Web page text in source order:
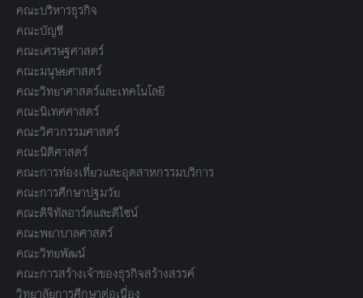
คณะบริหารธุรกิจ
คณะบัญชี
คณะเศรษฐศาสตร์
คณะมนุษยศาสตร์
คณะวิทยาศาสตร์และเทคโนโลยี
คณะนิเทศศาสตร์
คณะวิศวกรรมศาสตร์
คณะนิติศาสตร์
คณะการท่องเที่ยวและอุตสาหกรรมบริการ
คณะการศึกษาปฐมวัย
คณะดิจิทัลอาร์ตและดีไซน์
คณะพยาบาลศาสตร์
คณะวิทยพัฒน์
คณะการสร้างเจ้าของธุรกิจสร้างสรรค์
วิทยาลัยการศึกษาต่อเนื่อง